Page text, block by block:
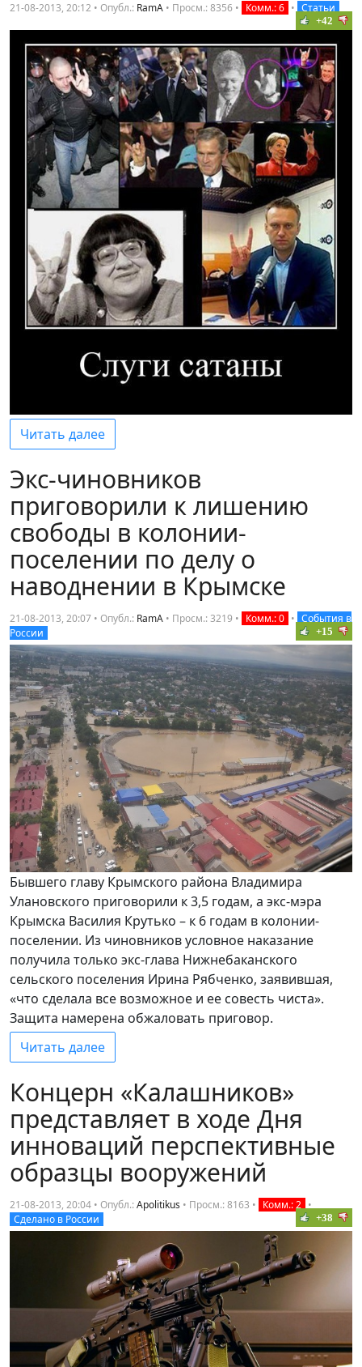
21-08-2013, 20:12 • Опубл.: RamA • Просм.: 8356 • Комм.: 6 • Статьи
+42
Читать далее
Экс-чиновников
приговорили к лишению
свободы в колонии-
поселении по делу о
наводнении в Крымске
21-08-2013, 20:07 • Опубл.: RamA • Просм.: 3219 • Комм.: 0 • События в
России
+15
Бывшего главу Крымского района Владимира
Улановского приговорили к 3,5 годам, а экс-мэра
Крымска Василия Крутько – к 6 годам в колонии-
поселении. Из чиновников условное наказание
получила только экс-глава Нижнебаканского
сельского поселения Ирина Рябченко, заявившая,
«что сделала все возможное и ее совесть чиста».
Защита намерена обжаловать приговор.
Читать далее
Концерн «Калашников»
представляет в ходе Дня
инноваций перспективные
образцы вооружений
21-08-2013, 20:04 • Опубл.:Apolitikus • Просм.: 8163 • Комм.: 2 •
Сделано в России
+38